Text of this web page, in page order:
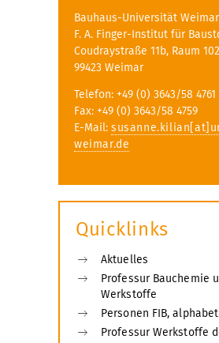
Bauhaus-Universität Weimar
F. A. Finger-Institut für
Coudraystraße 11b, Raum 102
99423 Weimar
Telefon: +49 (0) 3643/58 4761
Fax: +49 (0) 3643/58 4759
E-Mail:
weimar.de
Quicklinks
Aktuelles
Professur Bauchemie
Werkstoffe
Personen FIB,
Professur Werkstoffe